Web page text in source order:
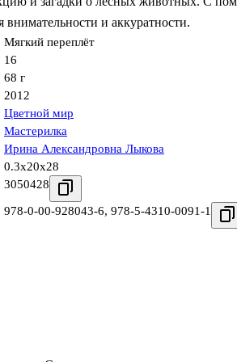
и аккуратности.
Мягкий переплёт
16
68 г
2012
Цветной мир
Мастерилка
Ирина Александровна Лыкова
0.3x20x28
3050428
978-0-00-928043-6, 978-5-4310-0091-1